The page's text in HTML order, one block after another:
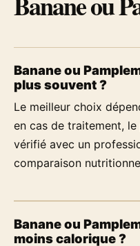
Banane ou
plus souvent ?
Le meilleur choix
en cas de traitement,
vérifié avec un
comparaison
Banane ou
moins calorique ?